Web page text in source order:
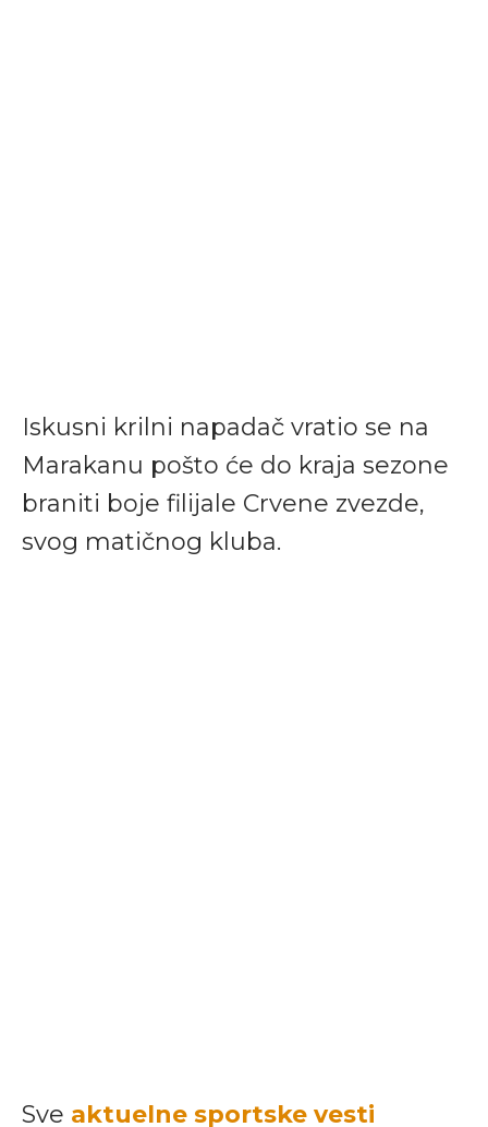
Iskusni krilni napadač vratio se na
Marakanu pošto će do kraja sezone
braniti boje filijale Crvene zvezde,
svog matičnog kluba.
Sve aktuelne sportske vesti